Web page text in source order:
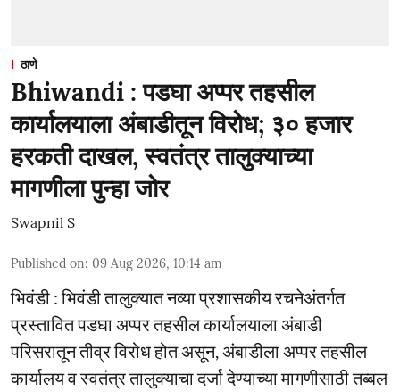
ठाणे
Bhiwandi : पडघा अप्पर तहसील
कार्यालयाला अंबाडीतून विरोध; ३० हजार
हरकती दाखल, स्वतंत्र तालुक्याच्या
मागणीला पुन्हा जोर
Swapnil S
Published on: 09 Aug 2026, 10:14 am
भिवंडी : भिवंडी तालुक्यात नव्या प्रशासकीय रचनेअंतर्गत
प्रस्तावित पडघा अप्पर तहसील कार्यालयाला अंबाडी
परिसरातून तीव्र विरोध होत असून, अंबाडीला अप्पर तहसील
कार्यालय व स्वतंत्र तालुक्याचा दर्जा देण्याच्या मागणीसाठी तब्बल